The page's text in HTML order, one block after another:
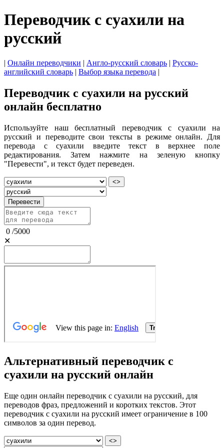
Переводчик с суахили на
русский
| Онлайн переводчики | Англо-русский словарь | Русско-
английский словарь | Выбор языка перевода |
Переводчик с суахили на русский
онлайн бесплатно
Используйте наш бесплатный переводчик с суахили на
русский и переводите свои тексты в режиме онлайн. Для
перевода с суахили введите текст в верхнее поле
редактирования. Затем нажмите на зеленую кнопку
"Перевести", и текст будет переведен.
<>
Перевести
0 /5000
✕
Альтернативный переводчик с
суахили на русский онлайн
Еще один онлайн переводчик с суахили на русский, для
переводов фраз, предложений и коротких текстов. Этот
переводчик с суахили на русский имеет ограничение в 100
символов за один перевод.
<>